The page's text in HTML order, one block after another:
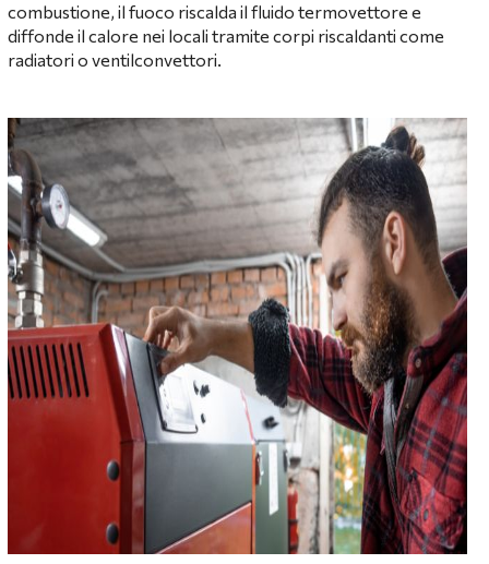
combustione, il fuoco riscalda il fluido termovettore e
diffonde il calore nei locali tramite corpi riscaldanti come
radiatori o ventilconvettori.